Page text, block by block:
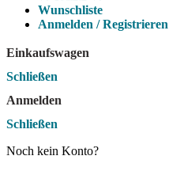
Wunschliste
Anmelden / Registrieren
Einkaufswagen
Schließen
Anmelden
Schließen
Noch kein Konto?